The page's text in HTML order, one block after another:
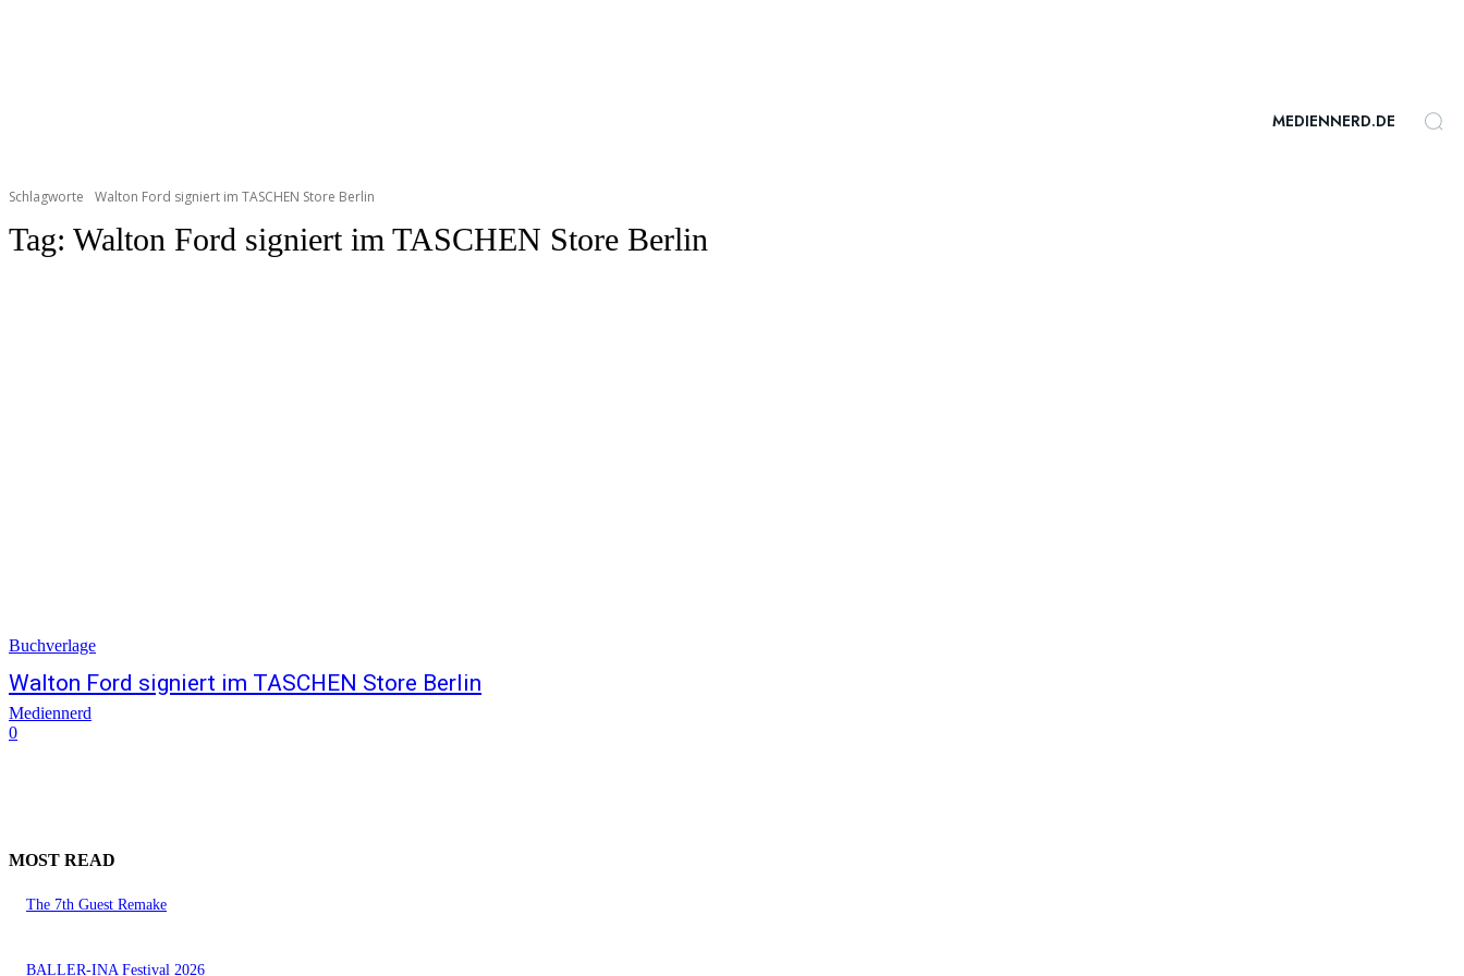
MEDIENNERD.DE
Schlagworte Walton Ford signiert im TASCHEN Store Berlin
Tag: Walton Ford signiert im TASCHEN Store Berlin
Buchverlage
Walton Ford signiert im TASCHEN Store Berlin
Mediennerd
0
MOST READ
The 7th Guest Remake
BALLER-INA Festival 2026